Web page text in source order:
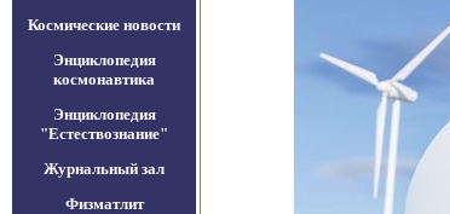
Космические новости
Энциклопедия
космонавтика
Энциклопедия
"Естествознание"
Журнальный зал
Физматлит